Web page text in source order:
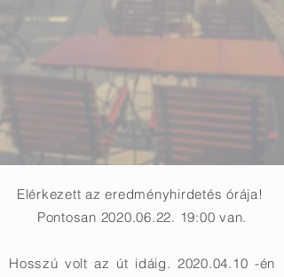
Elérkezett az eredményhirdetés órája!
Pontosan 2020.06.22. 19:00 van.
Hosszú volt az út idáig. 2020.04.10 -én